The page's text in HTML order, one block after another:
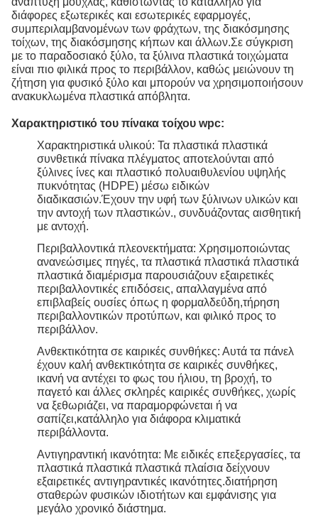
διάφορες εξωτερικές και εσωτερικές εφαρμογές,
συμπεριλαμβανομένων των φράχτων, της διακόσμησης
τοίχων, της διακόσμησης κήπων και άλλων.Σε σύγκριση
με το παραδοσιακό ξύλο, τα ξύλινα πλαστικά τοιχώματα
είναι πιο φιλικά προς το περιβάλλον, καθώς μειώνουν τη
ζήτηση για φυσικό ξύλο και μπορούν να χρησιμοποιήσουν
ανακυκλωμένα πλαστικά απόβλητα.
Χαρακτηριστικό του πίνακα τοίχου wpc:
Χαρακτηριστικά υλικού: Τα πλαστικά πλαστικά
συνθετικά πίνακα πλέγματος αποτελούνται από
ξύλινες ίνες και πλαστικό πολυαιθυλενίου υψηλής
πυκνότητας (HDPE) μέσω ειδικών
διαδικασιών.Έχουν την υφή των ξύλινων υλικών και
την αντοχή των πλαστικών., συνδυάζοντας αισθητική
με αντοχή.
Περιβαλλοντικά πλεονεκτήματα: Χρησιμοποιώντας
ανανεώσιμες πηγές, τα πλαστικά πλαστικά πλαστικά
πλαστικά διαμέρισμα παρουσιάζουν εξαιρετικές
περιβαλλοντικές επιδόσεις, απαλλαγμένα από
επιβλαβείς ουσίες όπως η φορμαλδεΰδη,τήρηση
περιβαλλοντικών προτύπων, και φιλικό προς το
περιβάλλον.
Ανθεκτικότητα σε καιρικές συνθήκες: Αυτά τα πάνελ
έχουν καλή ανθεκτικότητα σε καιρικές συνθήκες,
ικανή να αντέχει το φως του ήλιου, τη βροχή, το
παγετό και άλλες σκληρές καιρικές συνθήκες, χωρίς
να ξεθωριάζει, να παραμορφώνεται ή να
σαπίζει,κατάλληλο για διάφορα κλιματικά
περιβάλλοντα.
Αντιγηραντική ικανότητα: Με ειδικές επεξεργασίες, τα
πλαστικά πλαστικά πλαστικά πλαίσια δείχνουν
εξαιρετικές αντιγηραντικές ικανότητες.διατήρηση
σταθερών φυσικών ιδιοτήτων και εμφάνισης για
μεγάλο χρονικό διάστημα.